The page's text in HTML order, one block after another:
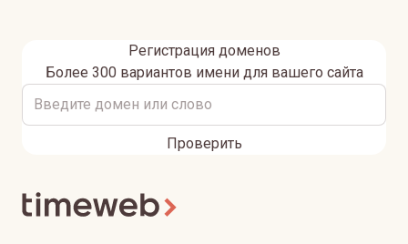
Регистрация доменов
Более 300 вариантов имени для вашего сайта
Проверить